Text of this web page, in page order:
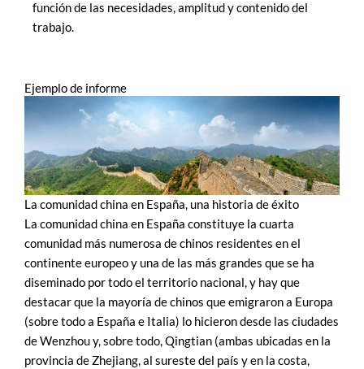
función de las necesidades, amplitud y contenido del
trabajo.
Ejemplo de informe
La comunidad china en España, una historia de éxito
La comunidad china en España constituye la cuarta
comunidad más numerosa de chinos residentes en el
continente europeo y una de las más grandes que se ha
diseminado por todo el territorio nacional, y hay que
destacar que la mayoría de chinos que emigraron a Europa
(sobre todo a España e Italia) lo hicieron desde las ciudades
de Wenzhou y, sobre todo, Qingtian (ambas ubicadas en la
provincia de Zhejiang, al sureste del país y en la costa,